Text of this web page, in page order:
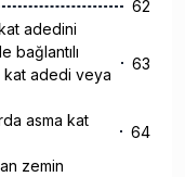
62
adedini
bağlantılı
kat adedi veya
63
asma kat
64
zemin